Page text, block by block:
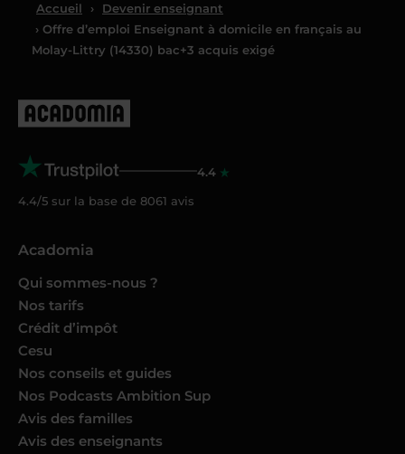
Accueil ›
Devenir enseignant
› Offre d’emploi Enseignant à domicile en français au
Molay-Littry (14330) bac+3 acquis exigé
4.4
4.4/5 sur la base de 8061 avis
Acadomia
Qui sommes-nous ?
Nos tarifs
Crédit d’impôt
Cesu
Nos conseils et guides
Nos Podcasts Ambition Sup
Avis des familles
Avis des enseignants